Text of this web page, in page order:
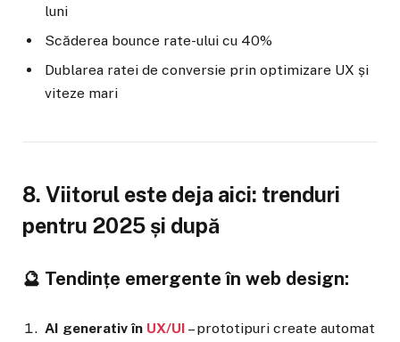
luni
Scăderea bounce rate-ului cu 40%
Dublarea ratei de conversie prin optimizare UX și
viteze mari
8. Viitorul este deja aici: trenduri
pentru 2025 și după
🔮 Tendințe emergente în web design:
AI generativ în UX/UI – prototipuri create automat